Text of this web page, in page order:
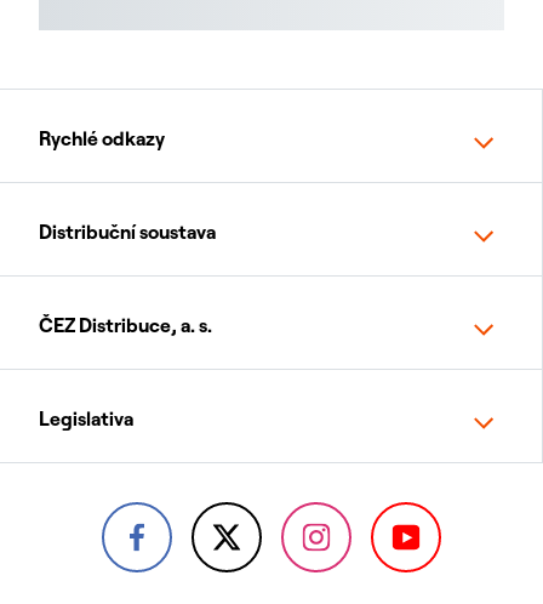
Rychlé odkazy
Distribuční soustava
ČEZ Distribuce, a. s.
Legislativa